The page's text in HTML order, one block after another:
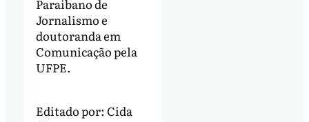
Paraibano de
Jornalismo e
doutoranda em
Comunicação pela
UFPE.
Editado por: Cida